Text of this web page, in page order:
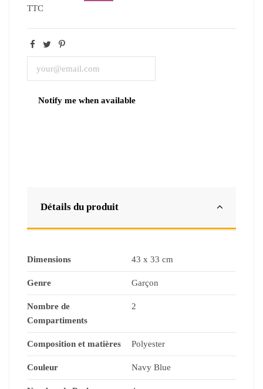
TTC
Détails du produit
Dimensions 43 x 33 cm
Genre Garçon
Nombre de
Compartiments
2
Composition et matières Polyester
Couleur Navy Blue